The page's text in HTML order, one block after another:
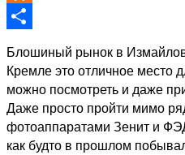
Odnoklassniki
Отправить
Блошиный рынок в
Кремле это отличное место
можно посмотреть и даже
Даже просто пройти мимо
фотоаппаратами Зенит и
как будто в прошлом